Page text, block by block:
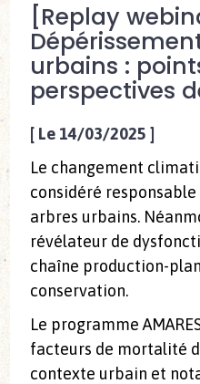
[Replay
urbains :
perspectives
[ Le 14/03/2025 ]
Le changement
considéré
arbres urbains.
révélateur de
chaîne production-
conservation.
Le programme
facteurs de mortalité
contexte urbain et